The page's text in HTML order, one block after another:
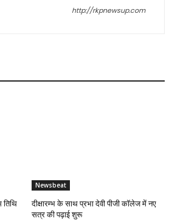
http://rkpnewsup.com
Newsbeat
दीक्षारम्भ के साथ प्रभा देवी पीजी कॉलेज में नए
सत्र की पढ़ाई शुरू